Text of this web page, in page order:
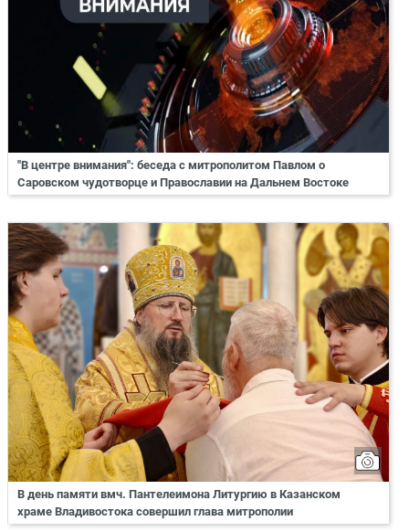
"В центре внимания": беседа с митрополитом Павлом о
Саровском чудотворце и Православии на Дальнем Востоке
В день памяти вмч. Пантелеимона Литургию в Казанском
храме Владивостока совершил глава митрополии